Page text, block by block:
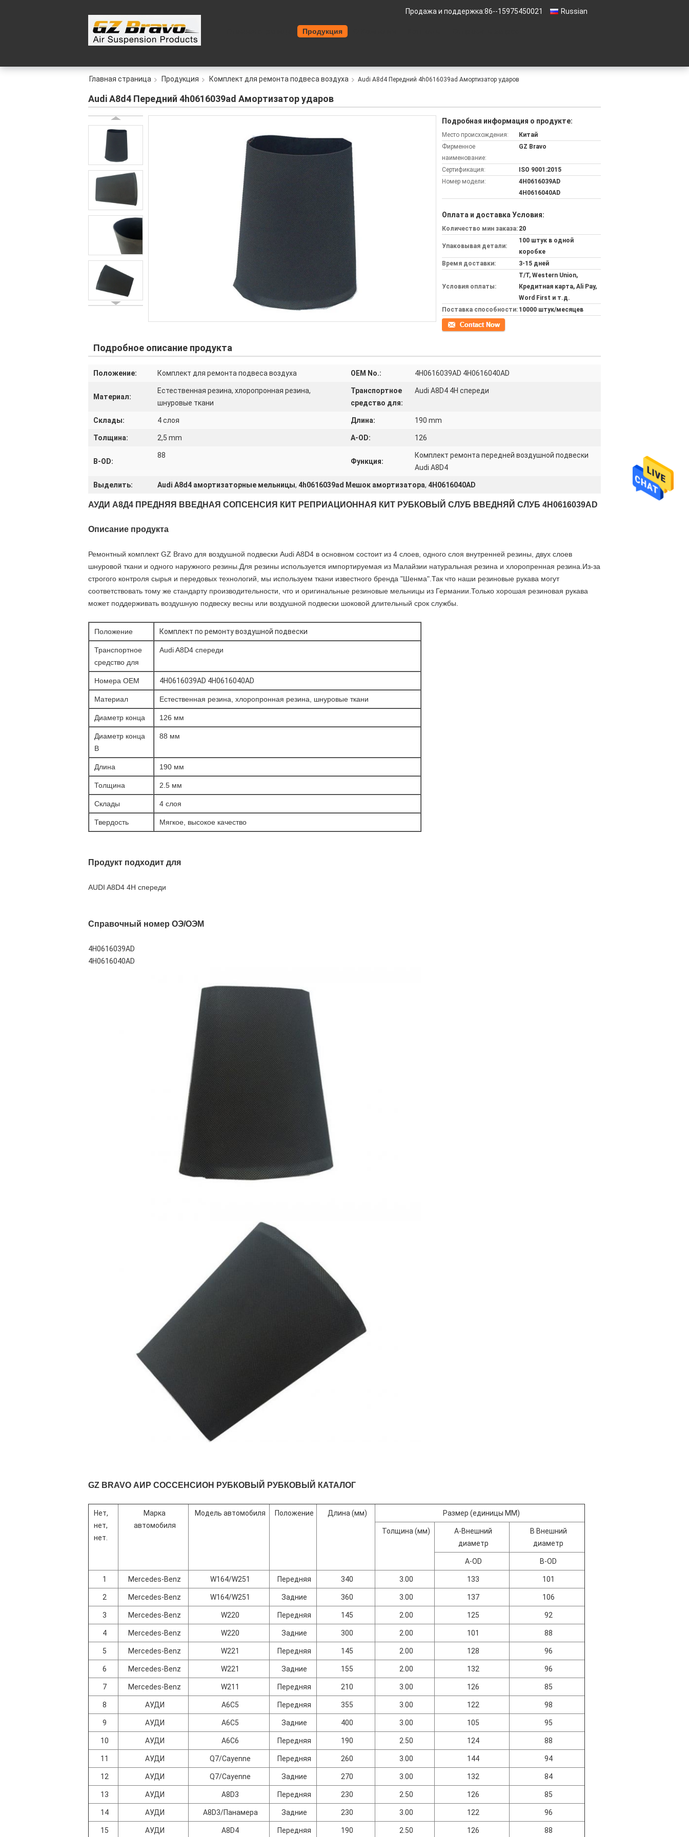
Russian
Продажа и поддержка:86--15975450021
Продукция
Главная страница Продукция Комплект для ремонта подвеса воздуха Audi A8d4 Передний 4h0616039ad Амортизатор ударов
Audi A8d4 Передний 4h0616039ad Амортизатор ударов
Подробная информация о продукте:
Место происхождения:
Китай
Фирменное
наименование:
GZ Bravo
Сертификация:
ISO 9001:2015
Номер модели:
4H0616039AD
4H0616040AD
Оплата и доставка Условия:
Количество мин заказа: 20
Упаковывая детали:
100 штук в одной
коробке
Время доставки:
3-15 дней
Условия оплаты:
T/T, Western Union,
Кредитная карта, Ali Pay,
Word First и т.д.
Поставка способности: 10000 штук/месяцев
контакт
Подробное описание продукта
Положение: Комплект для ремонта подвеса воздуха OEM No.: 4H0616039AD 4H0616040AD
Материал:
Естественная резина, хлоропронная резина,
шнуровые ткани
Транспортное
средство для:
Audi A8D4 4H спереди
Склады: 4 слоя Длина: 190 mm
Толщина: 2,5 mm A-OD: 126
B-OD:
88
Функция:
Комплект ремонта передней воздушной подвески
Audi A8D4
Выделить: Audi A8d4 амортизаторные мельницы, 4h0616039ad Мешок амортизатора, 4H0616040AD
АУДИ А8Д4 ПРЕДНЯЯ ВВЕДНАЯ СОПСЕНСИЯ КИТ РЕПРИАЦИОННАЯ КИТ РУБКОВЫЙ СЛУБ ВВЕДНЯЙ СЛУБ 4H0616039AD
Описание продукта
Ремонтный комплект GZ Bravo для воздушной подвески Audi A8D4 в основном состоит из 4 слоев, одного слоя внутренней резины, двух слоев
шнуровой ткани и одного наружного резины.Для резины используется импортируемая из Малайзии натуральная резина и хлоропренная резина.Из-за
строгого контроля сырья и передовых технологий, мы используем ткани известного бренда "Шенма".Так что наши резиновые рукава могут
соответствовать тому же стандарту производительности, что и оригинальные резиновые мельницы из Германии.Только хорошая резиновая рукава
может поддерживать воздушную подвеску весны или воздушной подвески шоковой длительный срок службы.
Положение Комплект по ремонту воздушной подвески
Транспортное
средство для
Audi A8D4 спереди
Номера OEM 4H0616039AD 4H0616040AD
Материал Естественная резина, хлоропронная резина, шнуровые ткани
Диаметр конца 126 мм
Диаметр конца
B
88 мм
Длина 190 мм
Толщина 2.5 мм
Склады 4 слоя
Твердость Мягкое, высокое качество
Продукт подходит для
AUDI A8D4 4H спереди
Справочный номер ОЭ/ОЭМ
4H0616039AD
4H0616040AD
GZ BRAVO АИР СОССЕНСИОН РУБКОВЫЙ РУБКОВЫЙ КАТАЛОГ
Нет,
нет,
нет.
Марка
автомобиля
Модель автомобиля Положение Длина (мм) Размер (единицы ММ)
Толщина (мм)
А-Внешний
диаметр
B Внешний
диаметр
A-OD B-OD
1 Mercedes-Benz W164/W251 Передняя 340 3.00 133 101
2 Mercedes-Benz W164/W251 Задние 360 3.00 137 106
3 Mercedes-Benz W220 Передняя 145 2.00 125 92
4 Mercedes-Benz W220 Задние 300 2.00 101 88
5 Mercedes-Benz W221 Передняя 145 2.00 128 96
6 Mercedes-Benz W221 Задние 155 2.00 132 96
7 Mercedes-Benz W211 Передняя 210 3.00 126 85
8 АУДИ A6C5 Передняя 355 3.00 122 98
9 АУДИ A6C5 Задние 400 3.00 105 95
10 АУДИ A6C6 Передняя 190 2.50 124 88
11 АУДИ Q7/Cayenne Передняя 260 3.00 144 94
12 АУДИ Q7/Cayenne Задние 270 3.00 132 84
13 АУДИ A8D3 Передняя 230 2.50 126 85
14 АУДИ A8D3/Панамера Задние 230 3.00 122 96
15 АУДИ A8D4 Передняя 190 2.50 126 88